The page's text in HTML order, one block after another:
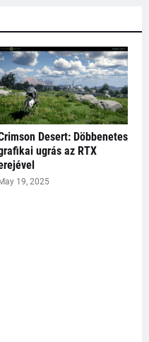
Desert: Döbbenetes
ugrás az RTX
May 19, 2025